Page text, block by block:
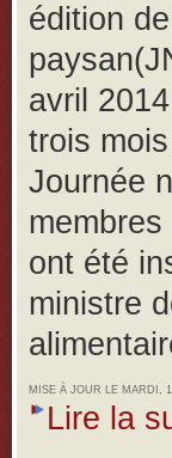
édition
avril
trois
Journée
membres
ont été
ministre
MISE À JOUR LE MARDI,
Lire la